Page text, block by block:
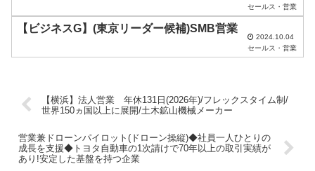
セールス・営業
【ビジネスG】(東京リーダー候補)SMB営業
2024.10.04
セールス・営業
【横浜】法人営業 年休131日(2026年)/フレックスタイム制/
世界150ヵ国以上に展開/土木鉱山機械メーカー
営業兼ドローンパイロット(ドローン操縦)◆社員一人ひとりの
成長を支援◆トヨタ自動車の1次請けで70年以上の取引実績が
あり!安定した基盤を持つ企業